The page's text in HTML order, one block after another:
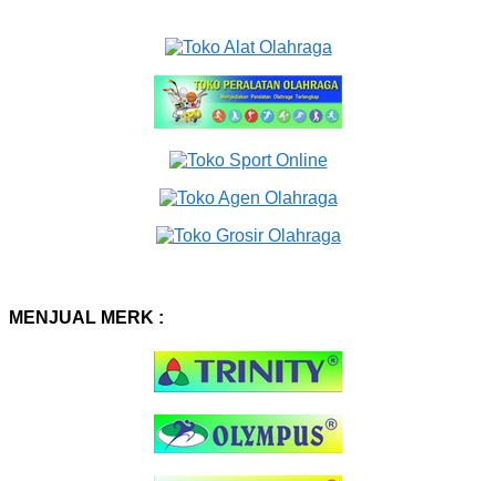
MENJUAL MERK :